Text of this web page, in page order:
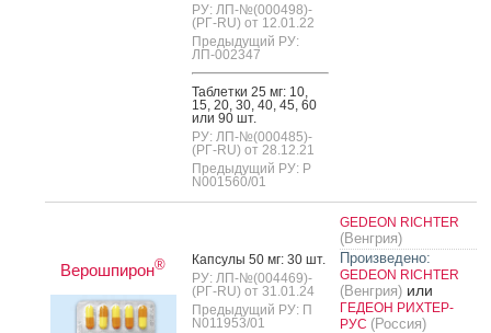
РУ: ЛП-№(000498)-
(РГ-RU) от 12.01.22
Предыдущий РУ:
ЛП-002347
Таб­летки 25 мг: 10,
15, 20, 30, 40, 45, 60
или 90 шт.
РУ: ЛП-№(000485)-
(РГ-RU) от 28.12.21
Предыдущий РУ: Р
N001560/01
Верошпирон®
Кап­су­лы 50 мг: 30 шт.
РУ: ЛП-№(004469)-
(РГ-RU) от 31.01.24
Предыдущий РУ: П
N011953/01
GEDEON RICHTER
(Венгрия)
Произведено:
GEDEON RICHTER
(Венгрия) или
ГЕДЕОН РИХТЕР-
РУС (Россия)